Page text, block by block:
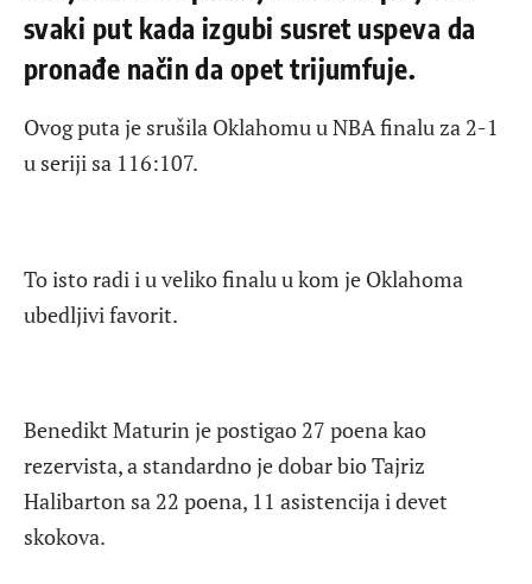
svaki put kada izgubi susret uspeva da
pronađe način da opet trijumfuje.
Ovog puta je srušila Oklahomu u NBA finalu za 2-1
u seriji sa 116:107.
To isto radi i u veliko finalu u kom je Oklahoma
ubedljivi favorit.
Benedikt Maturin je postigao 27 poena kao
rezervista, a standardno je dobar bio Tajriz
Halibarton sa 22 poena, 11 asistencija i devet
skokova.